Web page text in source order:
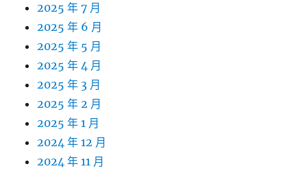
2025 年 7 月
2025 年 6 月
2025 年 5 月
2025 年 4 月
2025 年 3 月
2025 年 2 月
2025 年 1 月
2024 年 12 月
2024 年 11 月